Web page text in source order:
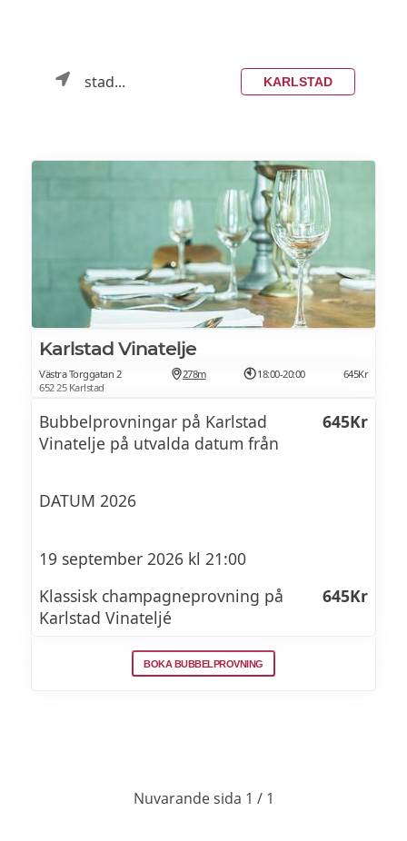
stad... KARLSTAD
Karlstad Vinatelje
Västra Torggatan 2
652 25 Karlstad
278m 18:00-20:00 645Kr
Bubbelprovningar på Karlstad
Vinatelje på utvalda datum från
645Kr
DATUM 2026
19 september 2026 kl 21:00
Klassisk champagneprovning på
Karlstad Vinateljé
645Kr
BOKA BUBBELPROVNING
Nuvarande sida 1 / 1